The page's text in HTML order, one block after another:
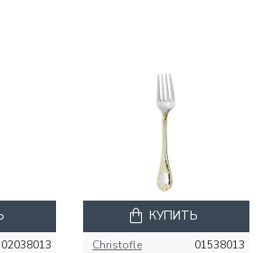
02038013 Christofle 01538013
КУПИТЬ